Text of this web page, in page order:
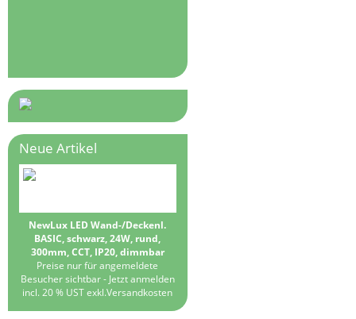
Neue Artikel
NewLux LED Wand-/Deckenl.
BASIC, schwarz, 24W, rund,
300mm, CCT, IP20, dimmbar
Preise nur für angemeldete
Besucher sichtbar - Jetzt anmelden
incl. 20 % UST exkl.Versandkosten